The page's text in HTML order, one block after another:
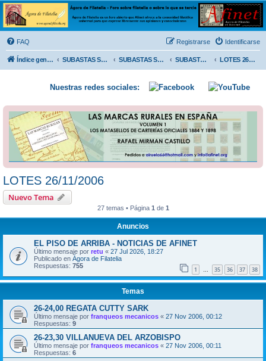
Ágora de Filatelia
Foro sobre filatelia o sobre lo que se tercie. Ágora de Filatelia es un foro abierto que Afinet
ofrece a la comunidad filatélica universal para que exprese libremente sus opiniones y
conocimientos
FAQ Identificarse
Registrarse
Índice general SUBASTAS SOLIDARIAS (In memoriam MENDOZA) SUBASTAS SOLIDARIAS 2025 y anteriores SUBASTAS SOLIDARIAS 2006 LOTES 26/11/2006
Nuestras redes sociales:
LOTES 26/11/2006
Nuevo Tema
27 temas • Página 1 de 1
Anuncios
EL PISO DE ARRIBA - NOTICIAS DE AFINET
Último mensaje por retu « 27 Jul 2026, 18:27
Publicado en Ágora de Filatelia
Respuestas: 755 1 … 35 36 37 38
Temas
26-24,00 REGATA CUTTY SARK
Último mensaje por franqueos mecanicos « 27 Nov 2006, 00:12
Respuestas: 9
26-23,30 VILLANUEVA DEL ARZOBISPO
Último mensaje por franqueos mecanicos « 27 Nov 2006, 00:11
Respuestas: 6